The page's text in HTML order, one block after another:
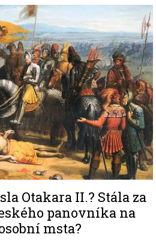
Otakara II.? Stála za
panovníka na
msta?